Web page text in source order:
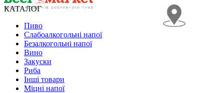
КАТАЛОГ
Пиво
Слабоалкогольні напої
Безалкогольні напої
Вино
Закуски
Риба
Інші товари
Міцні напої